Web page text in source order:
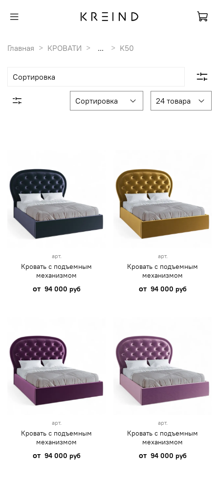
Главная КРОВАТИ ... K50
арт.
Кровать с подъемным
механизмом
от 94 000 руб
арт.
Кровать с подъемным
механизмом
от 94 000 руб
арт.
Кровать с подъемным
механизмом
от 94 000 руб
арт.
Кровать с подъемным
механизмом
от 94 000 руб